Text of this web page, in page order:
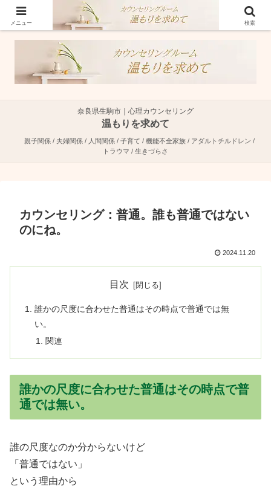
奈良県生駒市で親子関係・夫婦関係・人間関係に特化した心理カウンセラーで
す。
奈良県生駒市｜心理カウンセリング
温もりを求めて
親子関係 / 夫婦関係 / 人間関係 / 子育て / 機能不全家族 / アダルトチルドレン /
トラウマ / 生きづらさ
カウンセリング：普通。誰も普通ではない
のにね。
2024.11.20
目次
誰かの尺度に合わせた普通はその時点で普通では無
い。
関連
誰かの尺度に合わせた普通はその時点で普
通では無い。
誰の尺度なのか分からないけど
「普通ではない」
という理由から
メニュー 検索